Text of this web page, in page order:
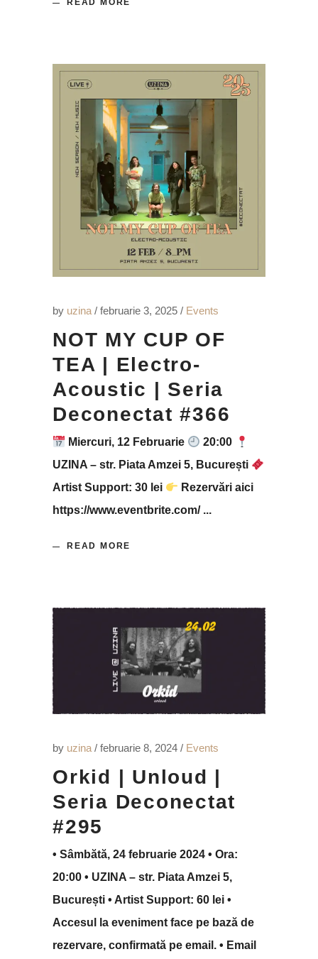
READ MORE
by uzina februarie 3, 2025 Events
NOT MY CUP OF
TEA | Electro-
Acoustic | Seria
Deconectat #366
Miercuri, 12 Februarie
20:00
UZINA – str. Piata Amzei 5, București
Artist Support: 30 lei
Rezervări aici
https://www.eventbrite.com/
READ MORE
by uzina februarie 8, 2024 Events
Orkid | Unloud |
Seria Deconectat
#295
• Sâmbătă, 24 februarie 2024 • Ora:
20:00 • UZINA – str. Piata Amzei 5,
București • Artist Support: 60 lei •
Accesul la eveniment face pe bază de
rezervare, confirmată pe email. • Email